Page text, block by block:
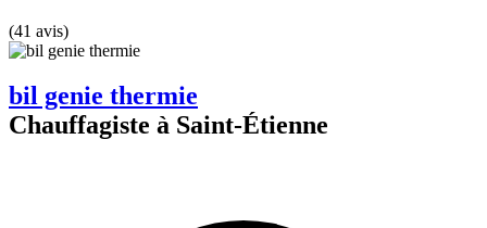
(41 avis)
bil genie thermie
Chauffagiste à Saint-Étienne